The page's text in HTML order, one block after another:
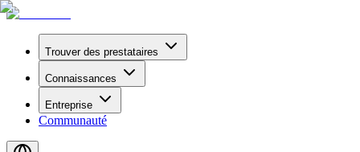
Trouver des prestataires
Connaissances
Entreprise
Communauté